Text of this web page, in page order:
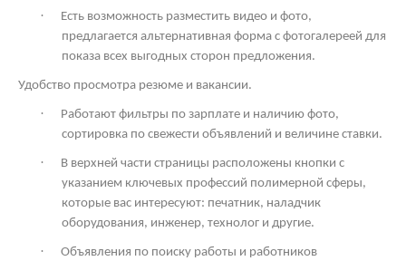
·
Есть возможность разместить видео и фото,
предлагается альтернативная форма с фотогалереей для
показа всех выгодных сторон предложения.
Удобство просмотра резюме и вакансии.
·
Работают фильтры по зарплате и наличию фото,
сортировка по свежести объявлений и величине ставки.
·
В верхней части страницы расположены кнопки с
указанием ключевых профессий полимерной сферы,
которые вас интересуют: печатник, наладчик
оборудования, инженер, технолог и другие.
·
Объявления по поиску работы и работников